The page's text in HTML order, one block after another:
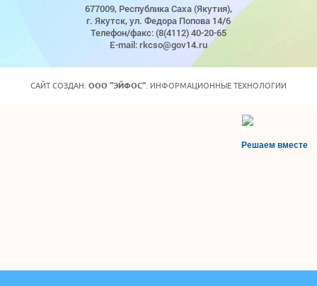
677009, Республика Саха (Якутия),
г. Якутск, ул. Федора Попова 14/6
Телефон/факс: (8(4112) 40-20-65
E-mail: rkcso@gov14.ru
САЙТ СОЗДАН: ООО "ЭЙФОС" . ИНФОРМАЦИОННЫЕ ТЕХНОЛОГИИ
Решаем вместе